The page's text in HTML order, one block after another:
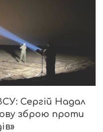
Сергій Надал
зброю проти